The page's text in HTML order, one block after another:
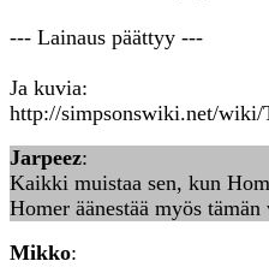
--- Lainaus päättyy ---
Ja kuvia:
http://simpsonswiki.net/
Jarpeez:
Kaikki muistaa sen, kun
Homer äänestää myös tämän
Mikko: